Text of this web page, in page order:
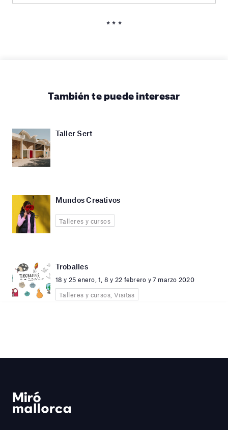
* * *
También te puede interesar
Taller Sert
Mundos Creativos
Talleres y cursos
Troballes
18 y 25 enero, 1, 8 y 22 febrero y 7 marzo 2020
Talleres y cursos, Visitas